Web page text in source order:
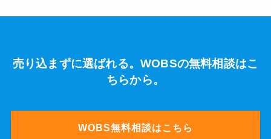
売り込まずに選ばれる。WOBSの無料相談はこ
ちらから。
WOBS無料相談はこちら